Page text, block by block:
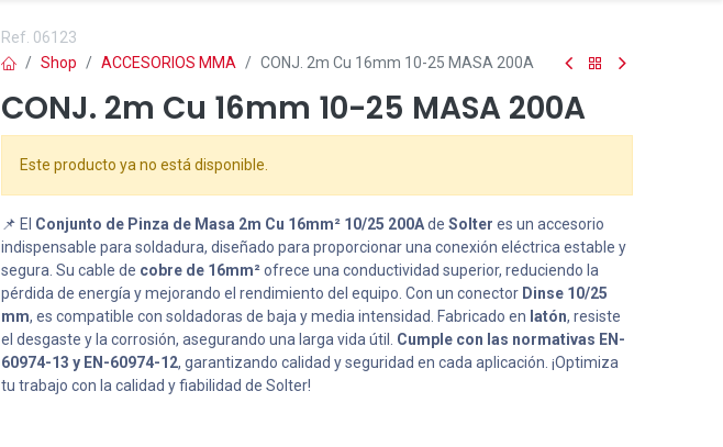
Ref. 06123
Shop
ACCESORIOS MMA CONJ. 2m Cu 16mm 10-25 MASA 200A
CONJ. 2m Cu 16mm 10-25 MASA 200A
Este producto ya no está disponible.
📌 El Conjunto de Pinza de Masa 2m Cu 16mm² 10/25 200Ade Solter es un accesorio
indispensable para soldadura, diseñado para proporcionar una conexión eléctrica estable y
segura. Su cable de cobre de 16mm²ofrece una conductividad superior, reduciendo la
pérdida de energía y mejorando el rendimiento del equipo. Con un conector Dinse 10/25
mm, es compatible con soldadoras de baja y media intensidad. Fabricado en latón, resiste
el desgaste y la corrosión, asegurando una larga vida útil. Cumple con las normativas EN-
60974-13 y EN-60974-12, garantizando calidad y seguridad en cada aplicación. ¡Optimiza
tu trabajo con la calidad y fiabilidad de Solter!